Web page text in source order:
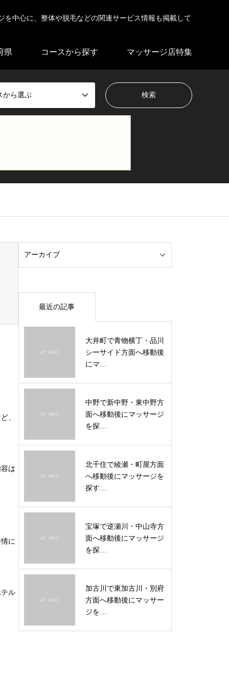
中心に、整体や脱毛などの関連サービス情報も掲載して
県 コースから探す マッサージ店特集
から選ぶ
、
は
に
ル
最近の記事
大井町で青物横丁・品川
シーサイド方面へ移動後
にマ…
中野で新中野・東中野方
面へ移動後にマッサージ
を探…
北千住で綾瀬・町屋方面
へ移動後にマッサージを
探す…
宝塚で逆瀬川・中山寺方
面へ移動後にマッサージ
を探…
加古川で東加古川・別府
方面へ移動後にマッサー
ジを…